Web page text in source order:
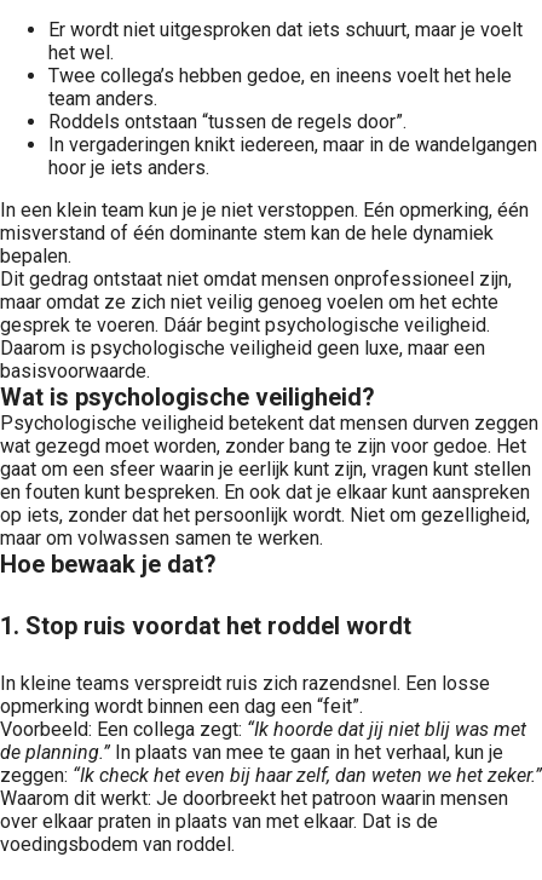
Er wordt niet uitgesproken dat iets schuurt, maar je voelt
het wel.
Twee collega’s hebben gedoe, en ineens voelt het hele
team anders.
Roddels ontstaan “tussen de regels door”.
In vergaderingen knikt iedereen, maar in de wandelgangen
hoor je iets anders.
In een klein team kun je je niet verstoppen. Eén opmerking, één
misverstand of één dominante stem kan de hele dynamiek
bepalen.
Dit gedrag ontstaat niet omdat mensen onprofessioneel zijn,
maar omdat ze zich niet veilig genoeg voelen om het echte
gesprek te voeren. Dáár begint psychologische veiligheid.
Daarom is psychologische veiligheid geen luxe, maar een
basisvoorwaarde.
Wat is psychologische veiligheid?
Psychologische veiligheid betekent dat mensen durven zeggen
wat gezegd moet worden, zonder bang te zijn voor gedoe. Het
gaat om een sfeer waarin je eerlijk kunt zijn, vragen kunt stellen
en fouten kunt bespreken. En ook dat je elkaar kunt aanspreken
op iets, zonder dat het persoonlijk wordt. Niet om gezelligheid,
maar om volwassen samen te werken.
Hoe bewaak je dat?
1. Stop ruis voordat het roddel wordt
In kleine teams verspreidt ruis zich razendsnel. Een losse
opmerking wordt binnen een dag een “feit”.
Voorbeeld: Een collega zegt: “Ik hoorde dat jij niet blij was met
de planning.” In plaats van mee te gaan in het verhaal, kun je
zeggen: “Ik check het even bij haar zelf, dan weten we het zeker.”
Waarom dit werkt: Je doorbreekt het patroon waarin mensen
over elkaar praten in plaats van met elkaar. Dat is de
voedingsbodem van roddel.